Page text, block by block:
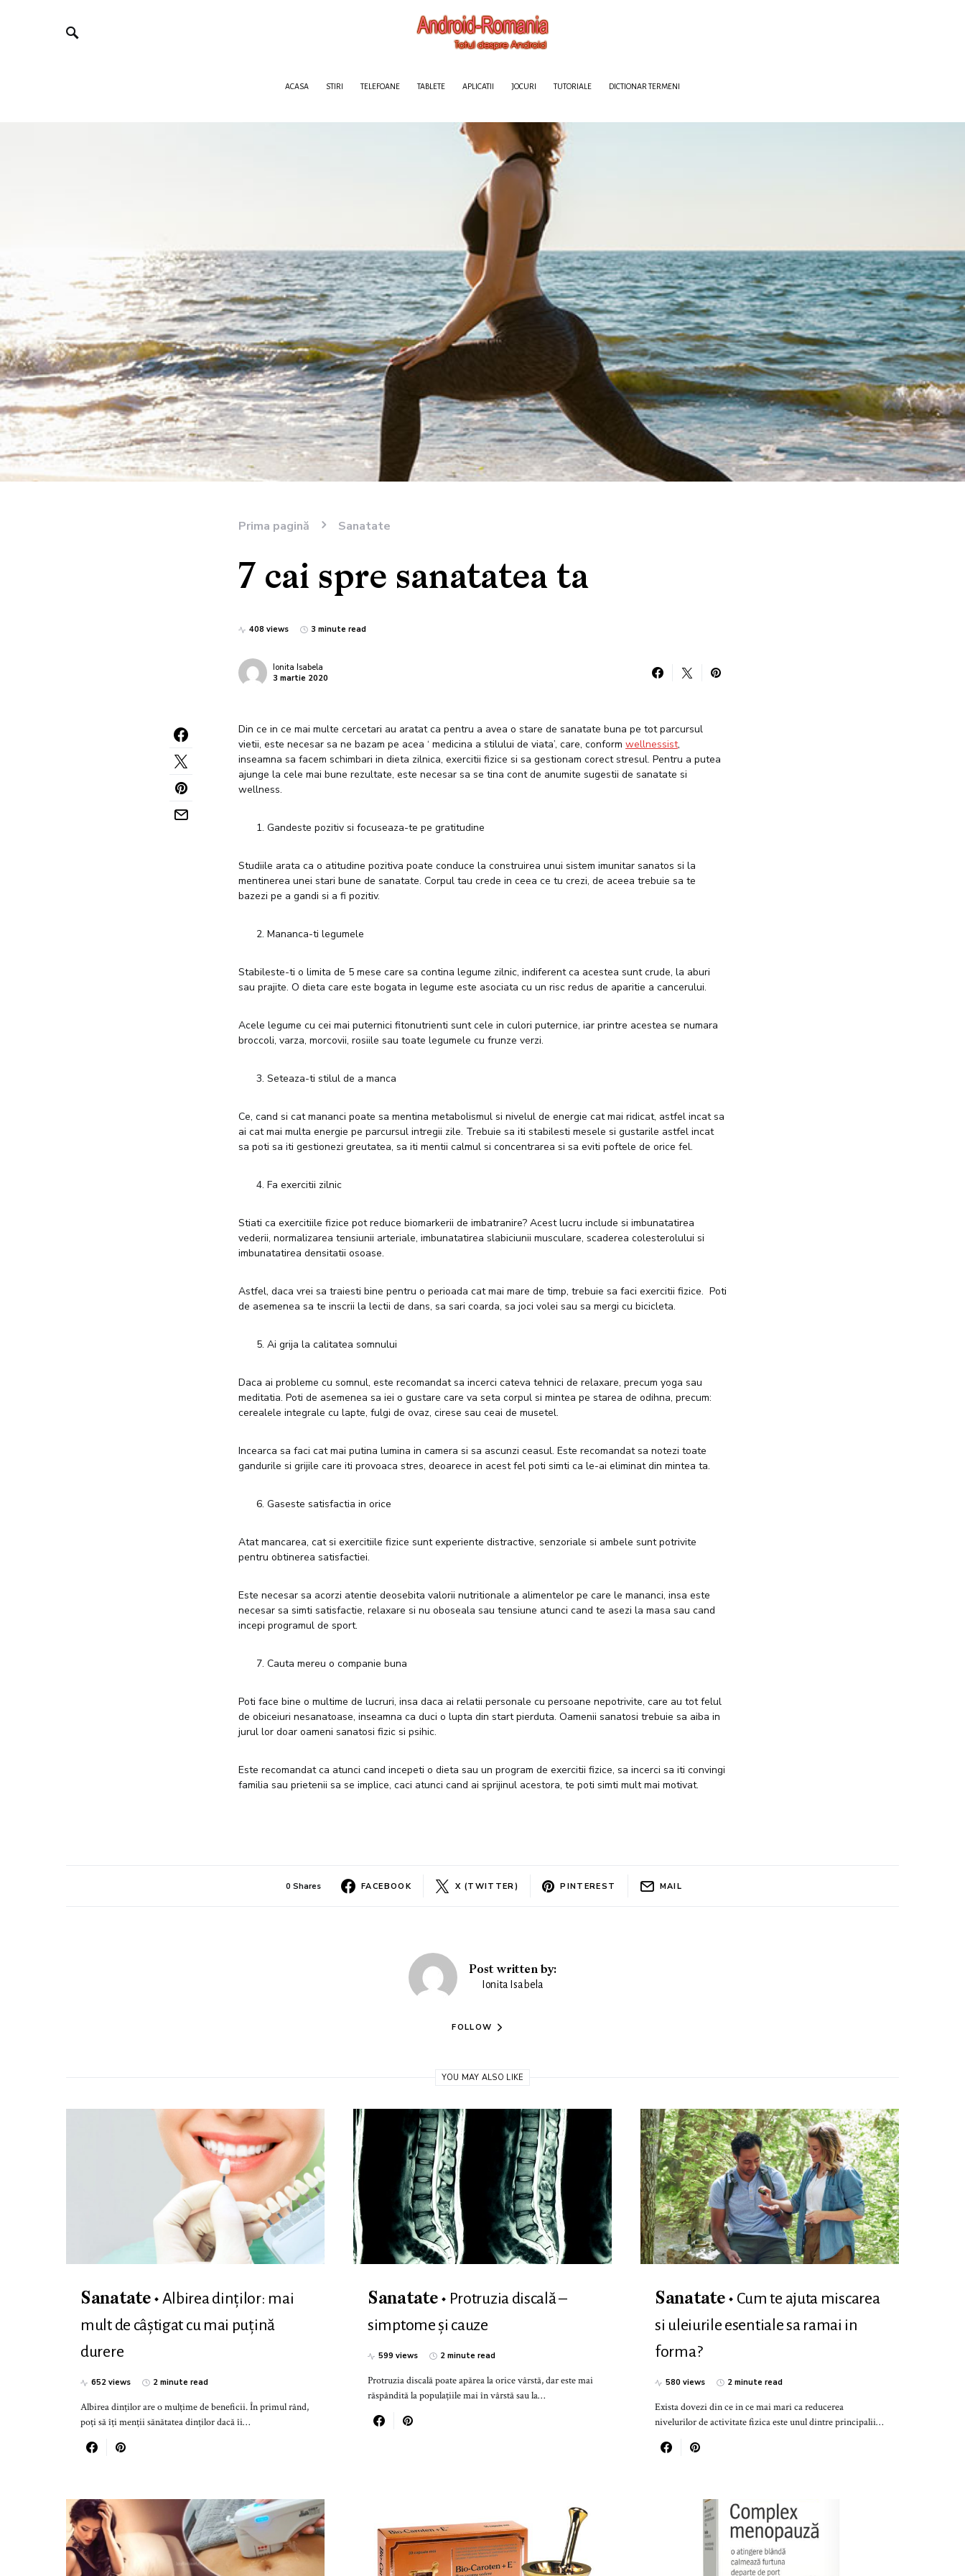
ACASA STIRI TELEFOANE TABLETE APLICATII JOCURI TUTORIALE DICTIONAR TERMENI
Prima pagină Sanatate
7 cai spre sanatatea ta
408 views 3 minute read
Ionita Isabela
3 martie 2020
Din ce in ce mai multe cercetari au aratat ca pentru a avea o stare de sanatate buna pe tot parcursul
vietii, este necesar sa ne bazam pe acea ‘ medicina a stilului de viata’, care, conform wellnessist,
inseamna sa facem schimbari in dieta zilnica, exercitii fizice si sa gestionam corect stresul. Pentru a putea
ajunge la cele mai bune rezultate, este necesar sa se tina cont de anumite sugestii de sanatate si
wellness.
Gandeste pozitiv si focuseaza-te pe gratitudine
Studiile arata ca o atitudine pozitiva poate conduce la construirea unui sistem imunitar sanatos si la
mentinerea unei stari bune de sanatate. Corpul tau crede in ceea ce tu crezi, de aceea trebuie sa te
bazezi pe a gandi si a fi pozitiv.
Mananca-ti legumele
Stabileste-ti o limita de 5 mese care sa contina legume zilnic, indiferent ca acestea sunt crude, la aburi
sau prajite. O dieta care este bogata in legume este asociata cu un risc redus de aparitie a cancerului.
Acele legume cu cei mai puternici fitonutrienti sunt cele in culori puternice, iar printre acestea se numara
broccoli, varza, morcovii, rosiile sau toate legumele cu frunze verzi.
Seteaza-ti stilul de a manca
Ce, cand si cat mananci poate sa mentina metabolismul si nivelul de energie cat mai ridicat, astfel incat sa
ai cat mai multa energie pe parcursul intregii zile. Trebuie sa iti stabilesti mesele si gustarile astfel incat
sa poti sa iti gestionezi greutatea, sa iti mentii calmul si concentrarea si sa eviti poftele de orice fel.
Fa exercitii zilnic
Stiati ca exercitiile fizice pot reduce biomarkerii de imbatranire? Acest lucru include si imbunatatirea
vederii, normalizarea tensiunii arteriale, imbunatatirea slabiciunii musculare, scaderea colesterolului si
imbunatatirea densitatii osoase.
Astfel, daca vrei sa traiesti bine pentru o perioada cat mai mare de timp, trebuie sa faci exercitii fizice. Poti
de asemenea sa te inscrii la lectii de dans, sa sari coarda, sa joci volei sau sa mergi cu bicicleta.
Ai grija la calitatea somnului
Daca ai probleme cu somnul, este recomandat sa incerci cateva tehnici de relaxare, precum yoga sau
meditatia. Poti de asemenea sa iei o gustare care va seta corpul si mintea pe starea de odihna, precum:
cerealele integrale cu lapte, fulgi de ovaz, cirese sau ceai de musetel.
Incearca sa faci cat mai putina lumina in camera si sa ascunzi ceasul. Este recomandat sa notezi toate
gandurile si grijile care iti provoaca stres, deoarece in acest fel poti simti ca le-ai eliminat din mintea ta.
Gaseste satisfactia in orice
Atat mancarea, cat si exercitiile fizice sunt experiente distractive, senzoriale si ambele sunt potrivite
pentru obtinerea satisfactiei.
Este necesar sa acorzi atentie deosebita valorii nutritionale a alimentelor pe care le mananci, insa este
necesar sa simti satisfactie, relaxare si nu oboseala sau tensiune atunci cand te asezi la masa sau cand
incepi programul de sport.
Cauta mereu o companie buna
Poti face bine o multime de lucruri, insa daca ai relatii personale cu persoane nepotrivite, care au tot felul
de obiceiuri nesanatoase, inseamna ca duci o lupta din start pierduta. Oamenii sanatosi trebuie sa aiba in
jurul lor doar oameni sanatosi fizic si psihic.
Este recomandat ca atunci cand incepeti o dieta sau un program de exercitii fizice, sa incerci sa iti convingi
familia sau prietenii sa se implice, caci atunci cand ai sprijinul acestora, te poti simti mult mai motivat.
0 Shares FACEBOOK X (TWITTER) PINTEREST MAIL
Post written by:
Ionita Isabela
FOLLOW
YOU MAY ALSO LIKE
Sanatate
Albirea dinților: mai
mult de câștigat cu mai puțină
durere
652 views 2 minute read
Albirea dinților are o mulțime de beneficii. În primul rând,
poți să îţi menții sănătatea dinților dacă îi…
Sanatate
Protruzia discală –
simptome şi cauze
599 views 2 minute read
Protruzia discală poate apărea la orice vârstă, dar este mai
răspândită la populațiile mai în vârstă sau la…
Sanatate
Cum te ajuta miscarea
si uleiurile esentiale sa ramai in
forma?
580 views 2 minute read
Exista dovezi din ce in ce mai mari ca reducerea
nivelurilor de activitate fizica este unul dintre principalii…